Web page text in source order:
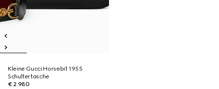
Kleine Gucci Horsebit 1955
Schultertasche
€ 2.980